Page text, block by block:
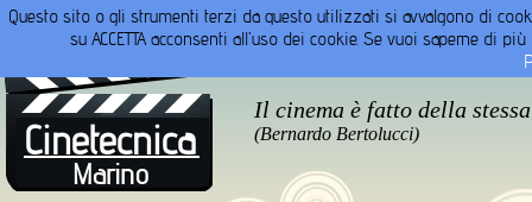
Prodotti
Home
Cinetecnica
Marino
Il cinema è fatto della
(Bernardo Bertolucci)
Questo sito o gli strumenti terzi da questo utilizzati si avvalgono di
su ACCETTA acconsenti all'uso dei cookie. Se vuoi saperne di